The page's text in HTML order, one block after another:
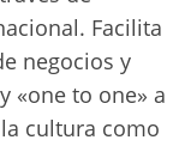
Facilita
negocios y
«one to one» a
cultura como